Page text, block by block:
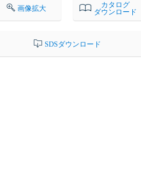
画像拡大
カタログ
ダウンロード
SDSダウンロード